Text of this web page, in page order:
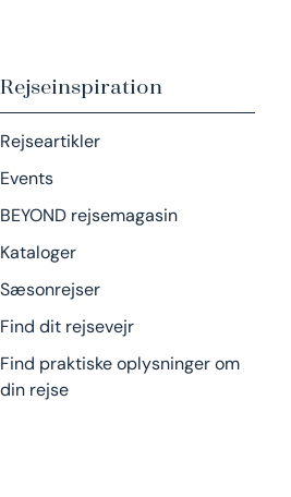
Rejseinspiration
Rejseartikler
Events
BEYOND rejsemagasin
Kataloger
Sæsonrejser
Find dit rejsevejr
Find praktiske oplysninger om
din rejse